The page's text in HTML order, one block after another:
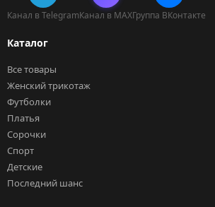
Канал в TelegramКанал в MAXГруппа ВКонтакте
Каталог
Все товары
Женский трикотаж
Футболки
Платья
Сорочки
Спорт
Детские
Последний шанс